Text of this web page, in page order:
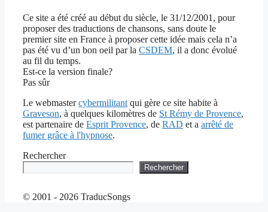
Ce site a été créé au début du siècle, le 31/12/2001, pour
proposer des traductions de chansons, sans doute le
premier site en France à proposer cette idée mais cela n’a
pas été vu d’un bon oeil par la CSDEM, il a donc évolué
au fil du temps.
Est-ce la version finale?
Pas sûr
Le webmastercybermilitant qui gère ce site habite à
Graveson, à quelques kilomètres de St Rémy de Provence,
est partenaire de Esprit Provence, de RAD et a arrêté de
fumer grâce à l'hypnose.
Rechercher
Rechercher
© 2001 - 2026 TraducSongs